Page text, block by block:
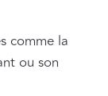
comme la
ou son